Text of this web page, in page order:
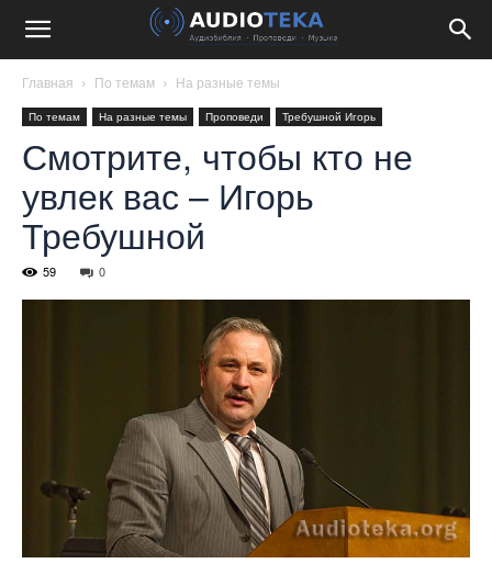
Главная По темам На разные темы
По темам На разные темы Проповеди Требушной Игорь
Смотрите, чтобы кто не
увлек вас – Игорь
Требушной
59 0